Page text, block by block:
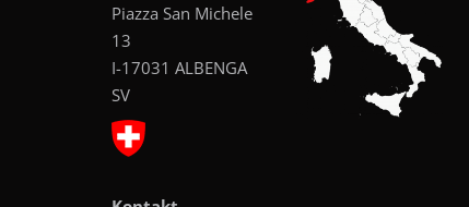
Piazza San Michele
13
I-17031 ALBENGA
SV